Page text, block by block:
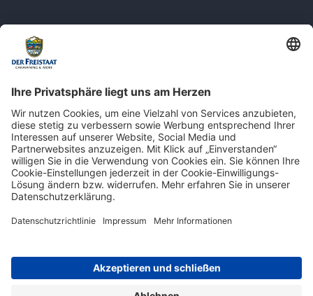
Newsletter: Jetzt auf
shop.derfreistaat.de anmelden und
einen 5€ Gutschein für unseren Online-
Shop erhalten!*
Impressum Datenschutz Barrierefreiheit